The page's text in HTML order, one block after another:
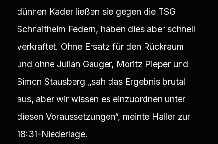
dünnen Kader ließen sie gegen die TSG
Schnaitheim Federn, haben dies aber schnell
verkraftet. Ohne Ersatz für den Rückraum
und ohne Julian Gauger, Moritz Pieper und
Simon Stausberg „sah das Ergebnis brutal
aus, aber wir wissen es einzuordnen unter
diesen Voraussetzungen“, meinte Haller zur
18:31-Niederlage.